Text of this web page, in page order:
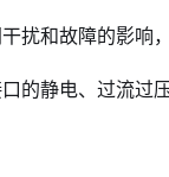
扰和故障的影响
的静电、过流过